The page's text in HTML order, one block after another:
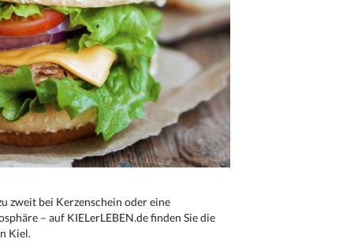
zweit bei Kerzenschein oder eine
– auf KIELerLEBEN.de finden Sie die
Kiel.